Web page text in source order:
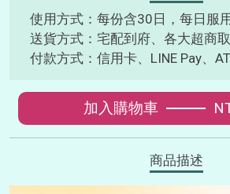
使用方式：每份含30日，每日服用
送貨方式：宅配到府、各大超商
付款方式：信用卡、LINE Pay、
加入購物車
商品描述